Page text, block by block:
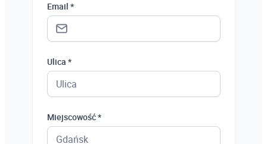
Email *
Ulica *
Miejscowość *